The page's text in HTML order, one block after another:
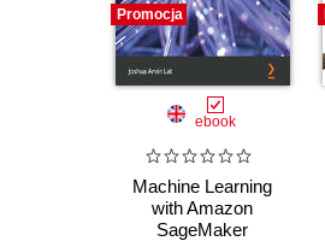
Promocja
ebook
Machine Learning
with Amazon
SageMaker